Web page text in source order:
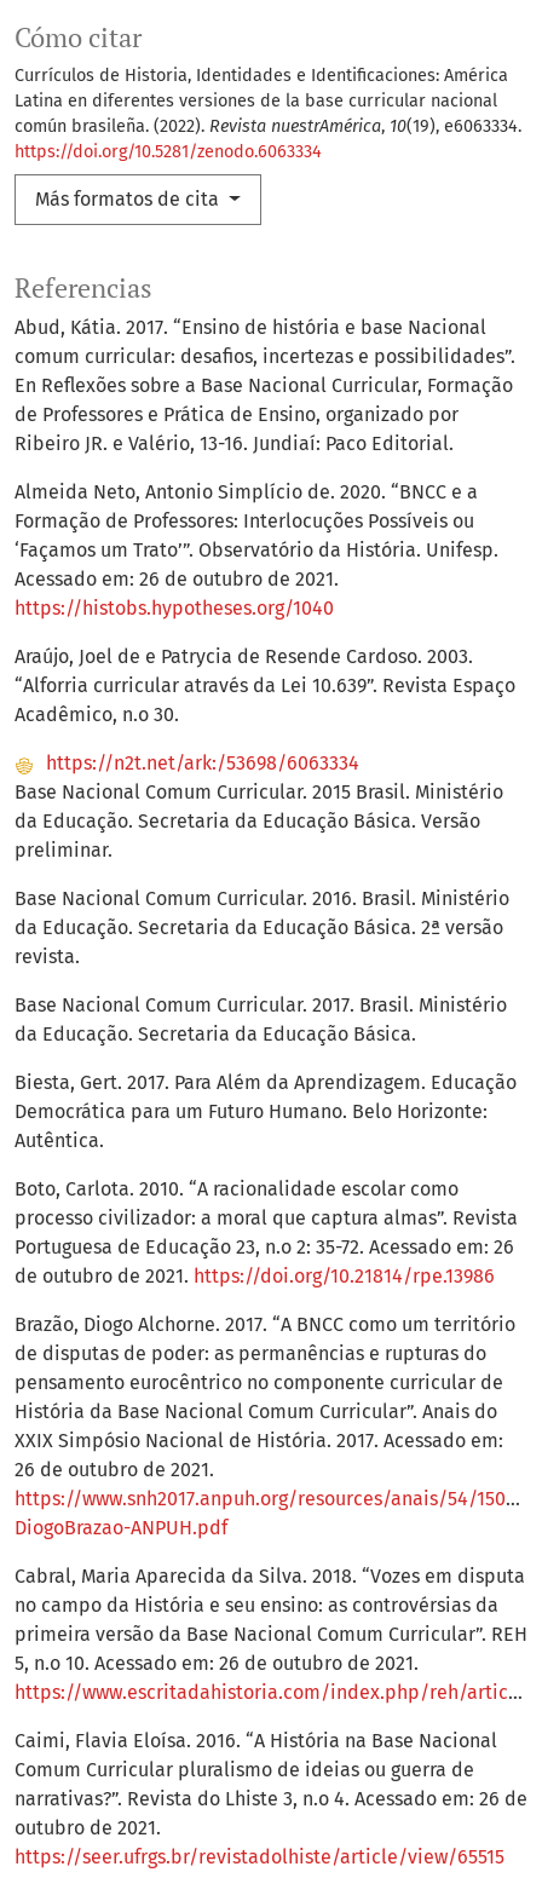
Cómo citar
Currículos de Historia, Identidades e Identificaciones: América
Latina en diferentes versiones de la base curricular nacional
común brasileña. (2022). Revista nuestrAmérica, 10(19), e6063334.
https://doi.org/10.5281/zenodo.6063334
Más formatos de cita
Referencias
Abud, Kátia. 2017. “Ensino de história e base Nacional
comum curricular: desafios, incertezas e possibilidades”.
En Reflexões sobre a Base Nacional Curricular, Formação
de Professores e Prática de Ensino, organizado por
Ribeiro JR. e Valério, 13-16. Jundiaí: Paco Editorial.
Almeida Neto, Antonio Simplício de. 2020. “BNCC e a
Formação de Professores: Interlocuções Possíveis ou
‘Façamos um Trato’”. Observatório da História. Unifesp.
Acessado em: 26 de outubro de 2021.
https://histobs.hypotheses.org/1040
Araújo, Joel de e Patrycia de Resende Cardoso. 2003.
“Alforria curricular através da Lei 10.639”. Revista Espaço
Acadêmico, n.o 30.
https://n2t.net/ark:/53698/6063334
Base Nacional Comum Curricular. 2015 Brasil. Ministério
da Educação. Secretaria da Educação Básica. Versão
preliminar.
Base Nacional Comum Curricular. 2016. Brasil. Ministério
da Educação. Secretaria da Educação Básica. 2ª versão
revista.
Base Nacional Comum Curricular. 2017. Brasil. Ministério
da Educação. Secretaria da Educação Básica.
Biesta, Gert. 2017. Para Além da Aprendizagem. Educação
Democrática para um Futuro Humano. Belo Horizonte:
Autêntica.
Boto, Carlota. 2010. “A racionalidade escolar como
processo civilizador: a moral que captura almas”. Revista
Portuguesa de Educação 23, n.o 2: 35-72. Acessado em: 26
de outubro de 2021. https://doi.org/10.21814/rpe.13986
Brazão, Diogo Alchorne. 2017. “A BNCC como um território
de disputas de poder: as permanências e rupturas do
pensamento eurocêntrico no componente curricular de
História da Base Nacional Comum Curricular”. Anais do
XXIX Simpósio Nacional de História. 2017. Acessado em:
26 de outubro de 2021.
https://www.snh2017.anpuh.org/resources/anais/54/
DiogoBrazao-ANPUH.pdf
Cabral, Maria Aparecida da Silva. 2018. “Vozes em disputa
no campo da História e seu ensino: as controvérsias da
primeira versão da Base Nacional Comum Curricular”. REH
5, n.o 10. Acessado em: 26 de outubro de 2021.
https://www.escritadahistoria.com/index.php/reh/article/view/148
Caimi, Flavia Eloísa. 2016. “A História na Base Nacional
Comum Curricular pluralismo de ideias ou guerra de
narrativas?”. Revista do Lhiste 3, n.o 4. Acessado em: 26 de
outubro de 2021.
https://seer.ufrgs.br/revistadolhiste/article/view/65515